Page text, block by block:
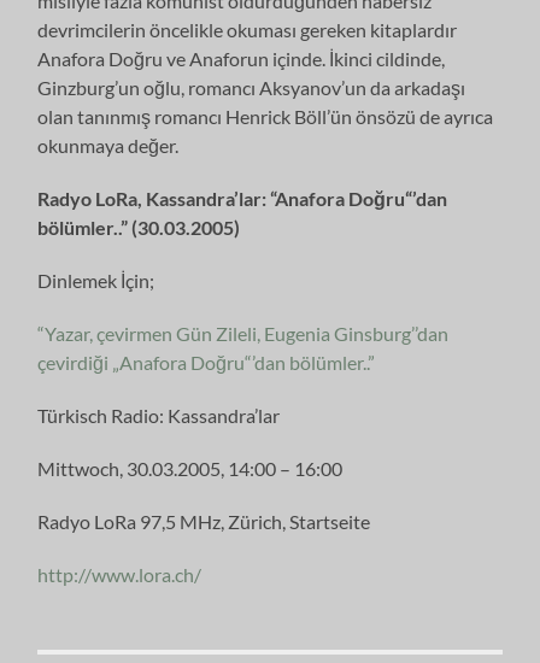
devrimcilerin öncelikle okuması gereken kitaplardır
Anafora Doğru ve Anaforun içinde. İkinci cildinde,
Ginzburg’un oğlu, romancı Aksyanov’un da arkadaşı
olan tanınmış romancı Henrick Böll’ün önsözü de ayrıca
okunmaya değer.
Radyo LoRa, Kassandra’lar: “Anafora Doğru“’dan
bölümler..” (30.03.2005)
Dinlemek İçin;
“Yazar, çevirmen Gün Zileli, Eugenia Ginsburg’’dan
çevirdiği „Anafora Doğru“’dan bölümler..”
Türkisch Radio: Kassandra’lar
Mittwoch, 30.03.2005, 14:00 – 16:00
Radyo LoRa 97,5 MHz, Zürich, Startseite
http://www.lora.ch/